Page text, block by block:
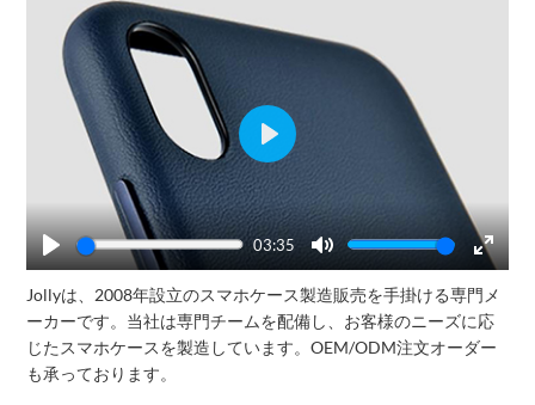
Play
03:35
Mute
Enter
Play
Jollyは、2008年設立のスマホケース製造販売を手掛ける専門メ
ーカーです。当社は専門チームを配備し、お客様のニーズに応
じたスマホケースを製造しています。OEM/ODM注文オーダー
も承っております。